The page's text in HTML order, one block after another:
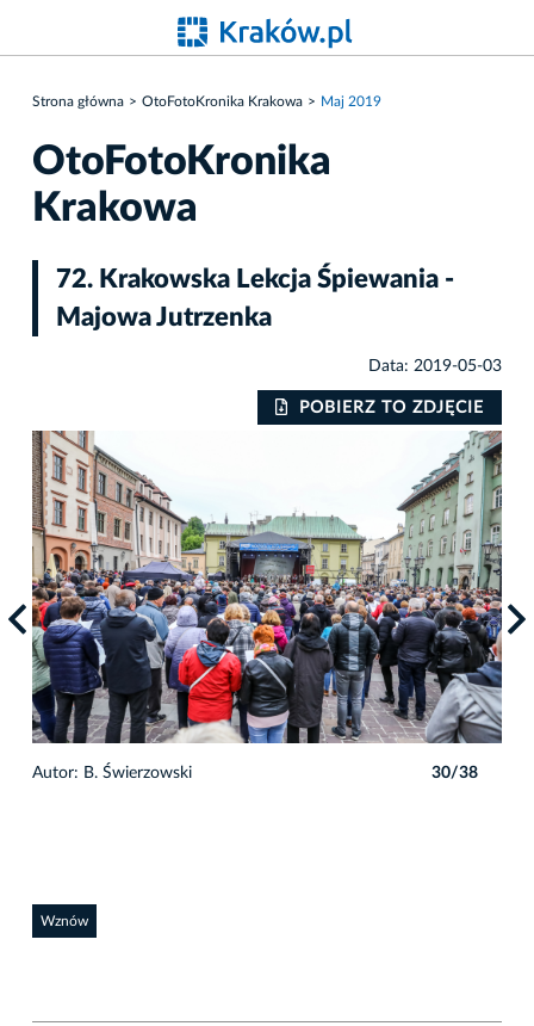
Strona główna OtoFotoKronika Krakowa Maj 2019
OtoFotoKronika
Krakowa
72. Krakowska Lekcja Śpiewania -
Majowa Jutrzenka
Data: 2019-05-03
POBIERZ TO ZDJĘCIE
Autor: B. Świerzowski 30/38
Wznów